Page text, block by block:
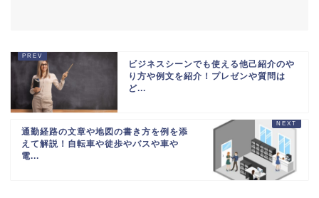
ビジネスシーンでも使える他己紹介のや
り方や例文を紹介！プレゼンや質問は
ど...
通勤経路の文章や地図の書き方を例を添
えて解説！自転車や徒歩やバスや車や
電...